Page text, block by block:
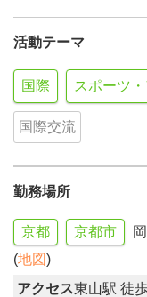
活動テーマ
国際 スポーツ
国際交流
勤務場所
京都 京都市
(地図)
アクセス東山駅 徒